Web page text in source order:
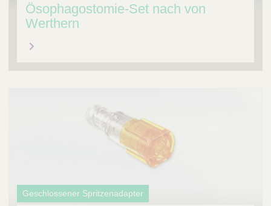
Ösophagostomie-Set nach von
Werthern
Geschlossener Spritzenadapter